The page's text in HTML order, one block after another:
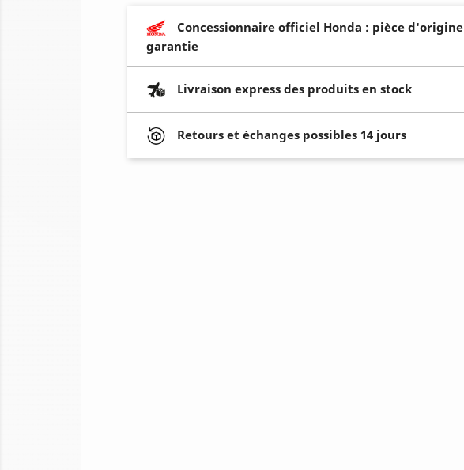
Concessionnaire officiel Honda : pièce d'origine
garantie
Livraison express des produits en stock
Retours et échanges possibles 14 jours